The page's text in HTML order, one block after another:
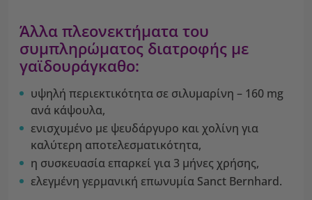
Άλλα πλεονεκτήματα του
συμπληρώματος διατροφής με
γαϊδουράγκαθο:
υψηλή περιεκτικότητα σε σιλυμαρίνη – 160 mg
ανά κάψουλα,
ενισχυμένο με ψευδάργυρο και χολίνη για
καλύτερη αποτελεσματικότητα,
η συσκευασία επαρκεί για 3 μήνες χρήσης,
ελεγμένη γερμανική επωνυμία Sanct Bernhard.